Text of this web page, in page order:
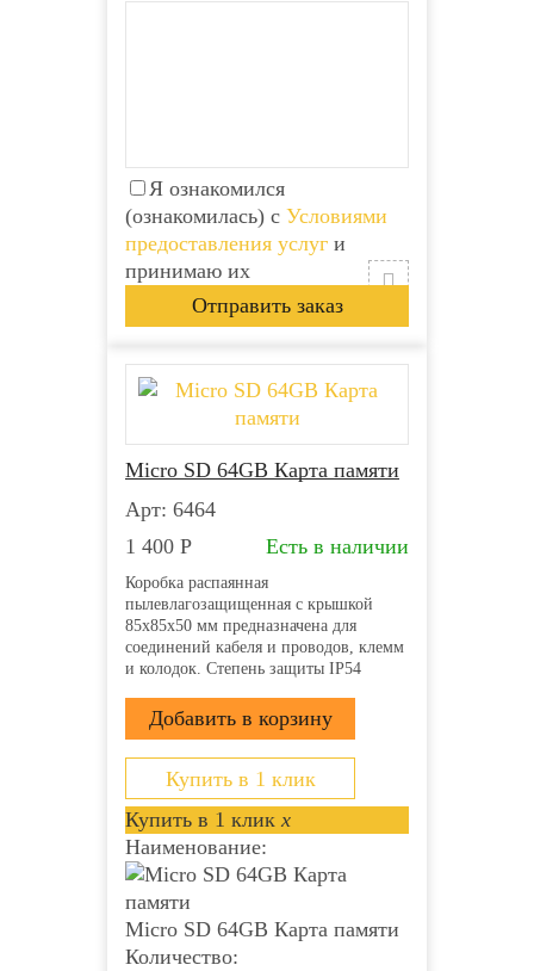
Я ознакомился
(ознакомилась) с Условиями
предоставления услуг и
принимаю их
Micro SD 64GB Карта памяти
Арт: 6464
1 400 Р Есть в наличии
Коробка распаянная
пылевлагозащищенная с крышкой
85х85х50 мм предназначена для
соединений кабеля и проводов, клемм
и колодок. Степень защиты IP54
от ударов, пыли и влаги. Она
производится из прочного пластика
полипропилена и применяется для
открытой проводки....
Купить в 1 клик
Купить в 1 клик x
Наименование:
Micro SD 64GB Карта памяти
Количество: